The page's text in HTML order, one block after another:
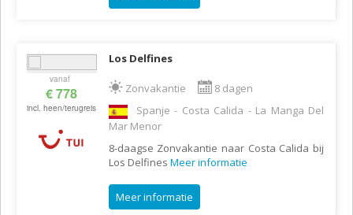
vanaf
€ 778
incl. heen/terugreis
Los Delfines
Zonvakantie
8 dagen
Spanje - Costa Calida - La Manga Del
Mar Menor
8-daagse Zonvakantie naar Costa Calida bij
Los Delfines Meer informatie
Meer informatie